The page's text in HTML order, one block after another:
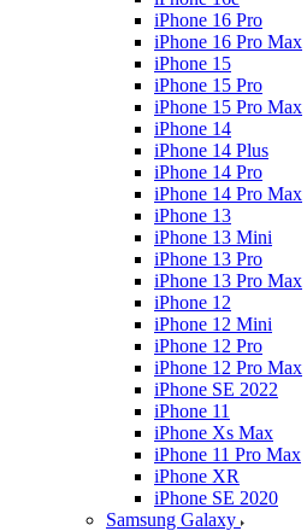
iPhone 16 Pro
iPhone 16 Pro Max
iPhone 15
iPhone 15 Pro
iPhone 15 Pro Max
iPhone 14
iPhone 14 Plus
iPhone 14 Pro
iPhone 14 Pro Max
iPhone 13
iPhone 13 Mini
iPhone 13 Pro
iPhone 13 Pro Max
iPhone 12
iPhone 12 Mini
iPhone 12 Pro
iPhone 12 Pro Max
iPhone SE 2022
iPhone 11
iPhone Xs Max
iPhone 11 Pro Max
iPhone XR
iPhone SE 2020
Samsung Galaxy